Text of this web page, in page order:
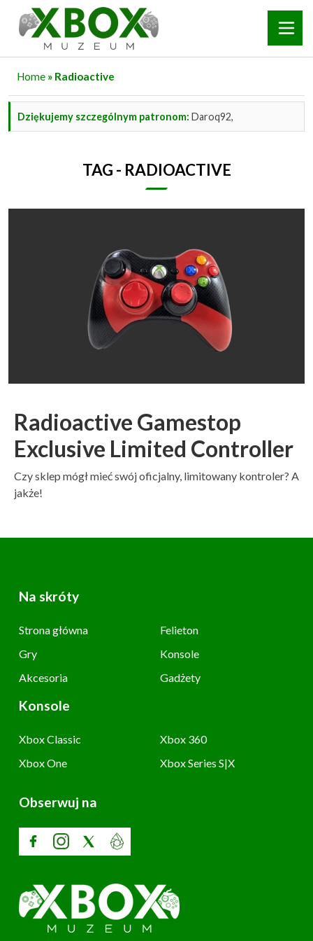
Home » Radioactive
Dziękujemy szczególnym patronom: Daroq92,
TAG - RADIOACTIVE
Radioactive Gamestop
Exclusive Limited Controller
Czy sklep mógł mieć swój oficjalny, limitowany kontroler? A
jakże!
Na skróty
Strona główna
Felieton
Gry
Konsole
Akcesoria
Gadżety
Konsole
Xbox Classic
Xbox 360
Xbox One
Xbox Series S|X
Obserwuj na